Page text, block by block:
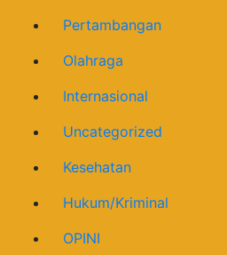
Pertambangan
Olahraga
Internasional
Uncategorized
Kesehatan
Hukum/Kriminal
OPINI